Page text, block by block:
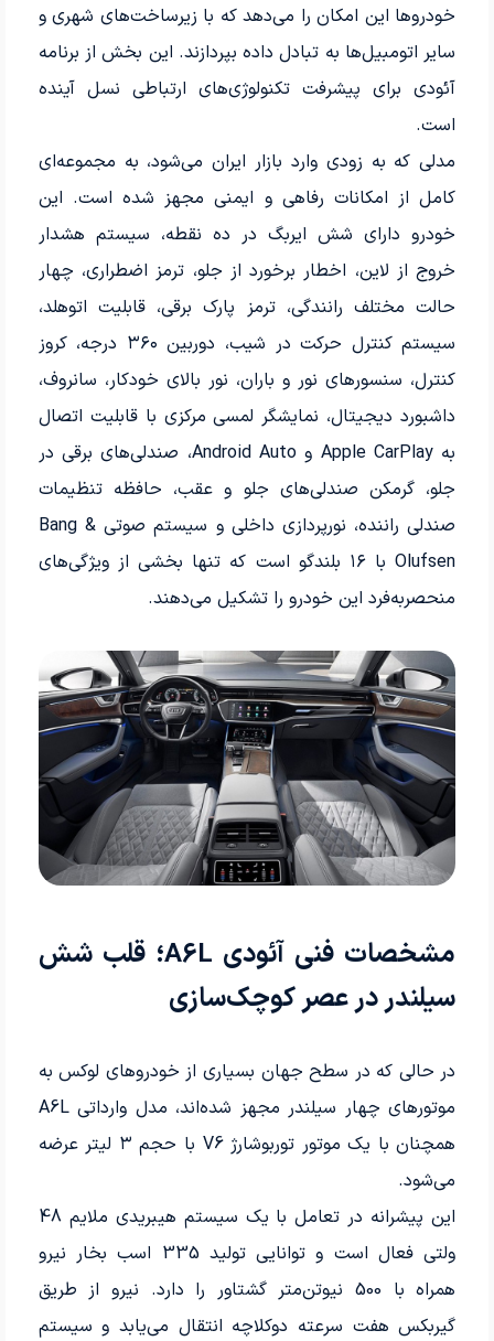
خودروها این امکان را می‌دهد که با زیرساخت‌های شهری و
سایر اتومبیل‌ها به تبادل داده بپردازند. این بخش از برنامه
آئودی برای پیشرفت تکنولوژی‌های ارتباطی نسل آینده
است.
مدلی که به زودی وارد بازار ایران می‌شود، به مجموعه‌ای
کامل از امکانات رفاهی و ایمنی مجهز شده است. این
خودرو دارای شش ایربگ در ده نقطه، سیستم هشدار
خروج از لاین، اخطار برخورد از جلو، ترمز اضطراری، چهار
حالت مختلف رانندگی، ترمز پارک برقی، قابلیت اتوهلد،
سیستم کنترل حرکت در شیب، دوربین ۳۶۰ درجه، کروز
کنترل، سنسورهای نور و باران، نور بالای خودکار، سانروف،
داشبورد دیجیتال، نمایشگر لمسی مرکزی با قابلیت اتصال
به Apple CarPlay و Android Auto، صندلی‌های برقی در
جلو، گرمکن صندلی‌های جلو و عقب، حافظه تنظیمات
صندلی راننده، نورپردازی داخلی و سیستم صوتی Bang &
Olufsen با ۱۶ بلندگو است که تنها بخشی از ویژگی‌های
منحصربه‌فرد این خودرو را تشکیل می‌دهند.
مشخصات فنی آئودی A6L؛ قلب شش
سیلندر در عصر کوچک‌سازی
در حالی که در سطح جهان بسیاری از خودروهای لوکس به
موتورهای چهار سیلندر مجهز شده‌اند، مدل وارداتی A6L
همچنان با یک موتور توربوشارژ V6 با حجم ۳ لیتر عرضه
می‌شود.
این پیشرانه در تعامل با یک سیستم هیبریدی ملایم 48
ولتی فعال است و توانایی تولید 335 اسب بخار نیرو
همراه با 500 نیوتن‌متر گشتاور را دارد. نیرو از طریق
گیربکس هفت سرعته دوکلاچه انتقال می‌یابد و سیستم